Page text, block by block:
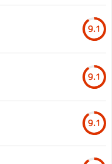
9.1
9.1
9.1